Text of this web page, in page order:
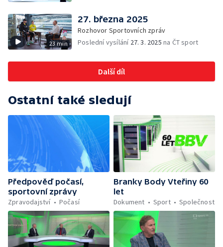
23 min
27. března 2025
Rozhovor Sportovních zpráv
Poslední vysílání 27. 3. 2025 na ČT sport
Další díl
Ostatní také sledují
Předpověď počasí,
sportovní zprávy
Zpravodajství
Počasí
Branky Body Vteřiny 60
let
Dokument
Sport Společnost